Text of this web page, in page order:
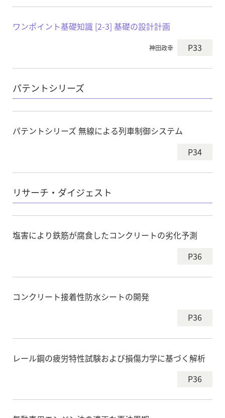
ワンポイント基礎知識 [2-3] 基礎の設計計画
神田政幸 P33
パテントシリーズ
パテントシリーズ 無線による列車制御システム
P34
リサーチ・ダイジェスト
塩害により鉄筋が腐食したコンクリートの劣化予測
P36
コンクリート接着性防水シートの開発
P36
レール鋼の疲労特性試験および損傷力学に基づく解析
P36